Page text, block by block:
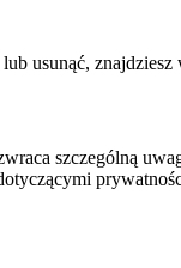
usunąć,
szczególną